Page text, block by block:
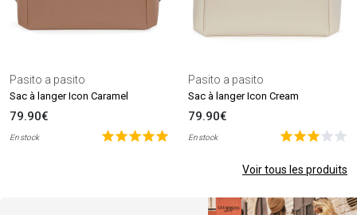
Pasito a pasito
Sac à langer Icon Caramel
79.90€
En stock
Pasito a pasito
Sac à langer Icon Cream
79.90€
En stock
Voir tous les produits